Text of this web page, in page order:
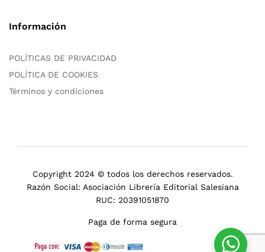
Información
POLÍTICAS DE PRIVACIDAD
POLÍTICA DE COOKIES
Términos y condiciones
Copyright 2024 © todos los derechos reservados.
Razón Social: Asociación Librería Editorial Salesiana
RUC: 20391051870
Paga de forma segura